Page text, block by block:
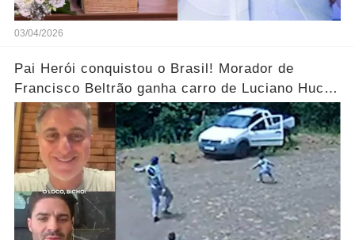
03/04/2026
Pai Herói conquistou o Brasil! Morador de
Francisco Beltrão ganha carro de Luciano Huck
após vídeo dos filhos viralizar.... Ver mais